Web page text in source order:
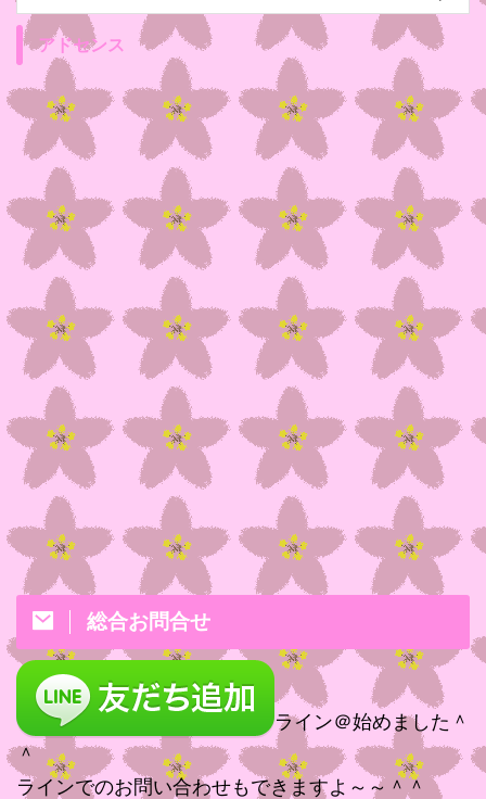
アドセンス
総合お問合せ
ライン＠始めました＾
＾
ラインでのお問い合わせもできますよ～～＾＾